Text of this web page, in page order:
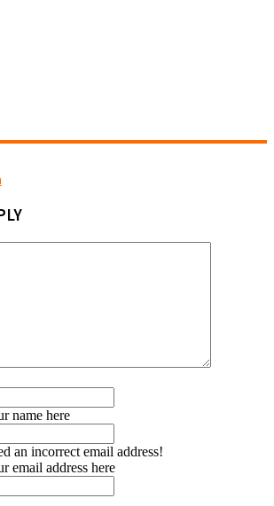
name here
an incorrect email address!
email address here